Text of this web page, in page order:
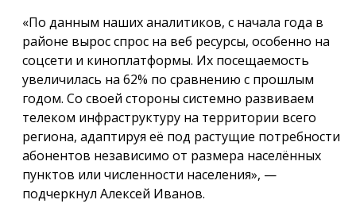
«По данным наших аналитиков, с начала года в
районе вырос спрос на веб ресурсы, особенно на
соцсети и киноплатформы. Их посещаемость
увеличилась на 62% по сравнению с прошлым
годом. Со своей стороны системно развиваем
телеком инфраструктуру на территории всего
региона, адаптируя её под растущие потребности
абонентов независимо от размера населённых
пунктов или численности населения», —
подчеркнул Алексей Иванов.